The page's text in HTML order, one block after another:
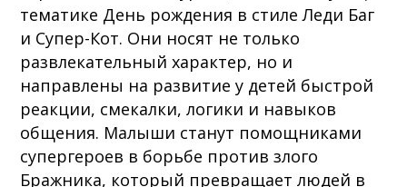
тематике День рождения в стиле Леди Баг
и Супер-Кот. Они носят не только
развлекательный характер, но и
направлены на развитие у детей быстрой
реакции, смекалки, логики и навыков
общения. Малыши станут помощниками
супергероев в борьбе против злого
Бражника, который превращает людей в